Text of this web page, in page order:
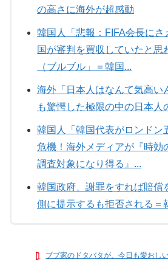
の高さに海外が超感動
韓国人「悲報：FIFA会長に
国が審判を買収していたと
（ブルブル」＝韓国...
海外「日本人はなんて気高い
も驚愕した極限の中の日本人
韓国人「韓国代表がロンドン
危機！海外メディアが『時効
調査対象になり得る』...
韓国政府、謝罪をすれば賠償
側に提示するも拒否される＝
ブブ家のドタバタが、今日も愛おしい